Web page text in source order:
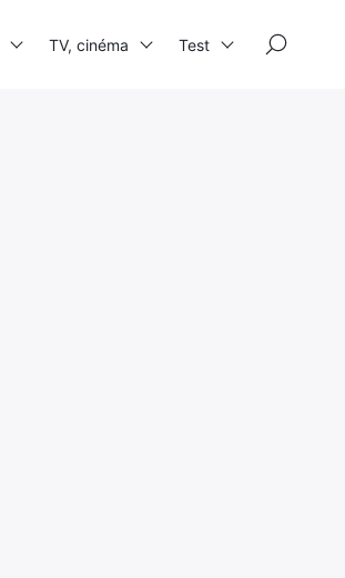
TV, cinéma Test